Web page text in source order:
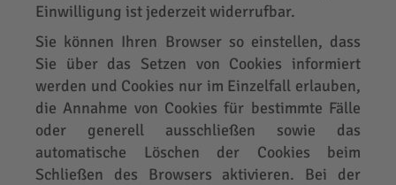
Einwilligung ist jederzeit widerrufbar.
Sie können Ihren Browser so einstellen, dass
Sie über das Setzen von Cookies informiert
werden und Cookies nur im Einzelfall erlauben,
die Annahme von Cookies für bestimmte Fälle
oder generell ausschließen sowie das
automatische Löschen der Cookies beim
Schließen des Browsers aktivieren. Bei der